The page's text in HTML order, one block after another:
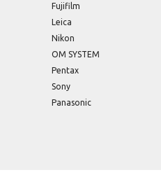
Fujifilm
Leica
Nikon
OM SYSTEM
Pentax
Sony
Panasonic